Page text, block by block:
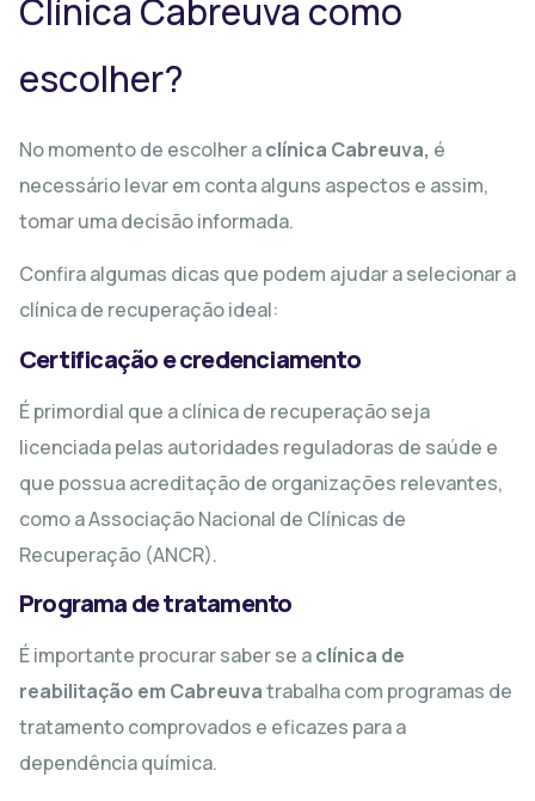
Clínica Cabreuva como
escolher?
No momento de escolher aclínica Cabreuva, é
necessário levar em conta alguns aspectos e assim,
tomar uma decisão informada.
Confira algumas dicas que podem ajudar a selecionar a
clínica de recuperação ideal:
Certificação e credenciamento
É primordial que a clínica de recuperação seja
licenciada pelas autoridades reguladoras de saúde e
que possua acreditação de organizações relevantes,
como a Associação Nacional de Clínicas de
Recuperação (ANCR).
Programa de tratamento
É importante procurar saber se aclínica de
reabilitação em Cabreuvatrabalha com programas de
tratamento comprovados e eficazes para a
dependência química.